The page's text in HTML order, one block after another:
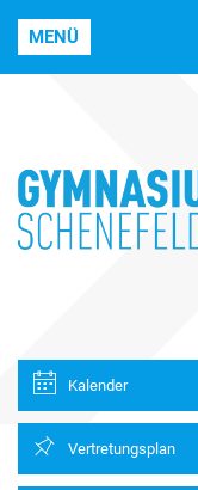
MENÜ
Kalender
Vertretungsplan